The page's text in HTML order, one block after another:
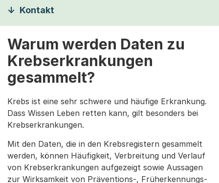
Kontakt
Warum werden Daten zu
Krebserkrankungen
gesammelt?
Krebs ist eine sehr schwere und häufige Erkrankung.
Dass Wissen Leben retten kann, gilt besonders bei
Krebserkrankungen.
Mit den Daten, die in den Krebsregistern gesammelt
werden, können Häufigkeit, Verbreitung und Verlauf
von Krebserkrankungen aufgezeigt sowie Aussagen
zur Wirksamkeit von Präventions-, Früherkennungs-